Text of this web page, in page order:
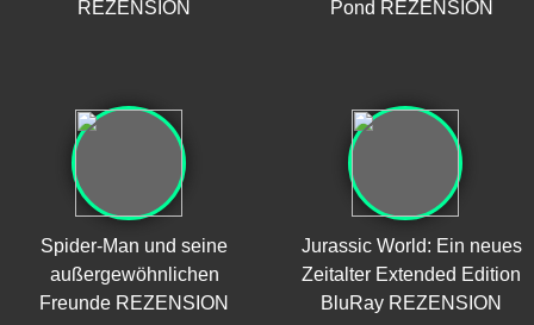
REZENSION
Pond REZENSION
Spider-Man und seine
außergewöhnlichen
Freunde REZENSION
Jurassic World: Ein neues
Zeitalter Extended Edition
BluRay REZENSION